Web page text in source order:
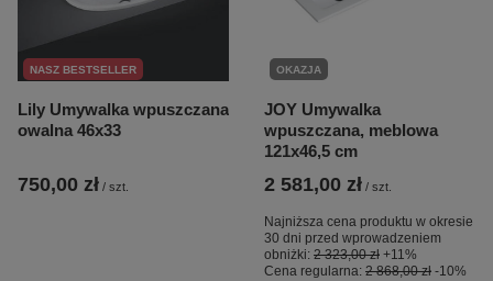
NASZ BESTSELLER
Lily Umywalka wpuszczana
owalna 46x33
750,00 zł / szt.
OKAZJA
JOY Umywalka
wpuszczana, meblowa
121x46,5 cm
2 581,00 zł / szt.
Najniższa cena produktu w okresie
30 dni przed wprowadzeniem
obniżki: 2 323,00 zł +11%
Cena regularna: 2 868,00 zł -10%